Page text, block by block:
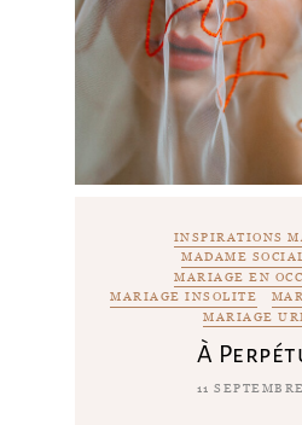
INSPIRATIONS
MADAME
MARIAGE EN
MARIAGE INSOLITE
MARIAGE
À
11